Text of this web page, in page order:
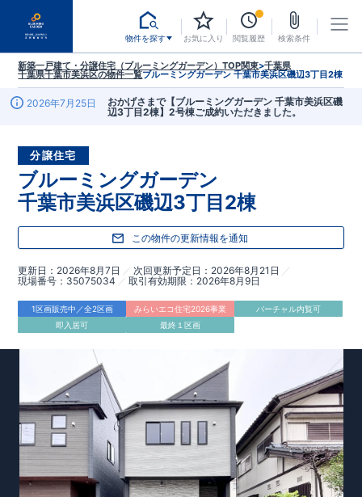
物件を探す お気に入り 閲覧履歴 検索条件
新築一戸建て・分譲住宅（ブルーミングガーデン）TOP関東>千葉県
千葉県千葉市美浜区の物件一覧ブルーミングガーデン 千葉市美浜区磯辺3丁目2棟
2026年7月25日
おかげさまで【ブルーミングガーデン 千葉市美浜区磯
辺3丁目2棟】2号棟ご成約いただきました。
分譲住宅
ブルーミングガーデン
千葉市美浜区磯辺3丁目2棟
この物件の更新情報を通知
更新日 2026年8月7日 次回更新予定日
2026年8月21日
現場番号
35075034 取引有効期限 2026年8月9日
1区画販売中／全2区画 みらいエコ住宅2026事業
バーチャル内覧可
即入居可
最終１区画